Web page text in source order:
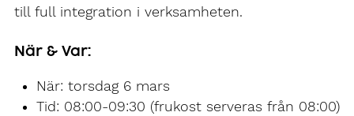
till full integration i verksamheten.
När & Var:
När: torsdag 6 mars
Tid: 08:00-09:30 (frukost serveras från 08:00)